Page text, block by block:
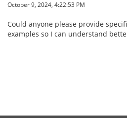
October 9, 2024, 4:22:53 PM
Could anyone please provide
examples so I can understand